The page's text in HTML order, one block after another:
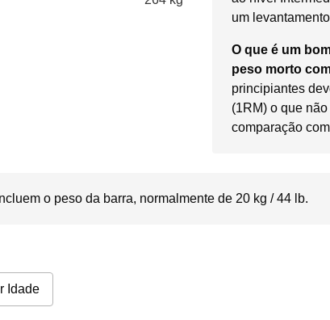
um
O que é um
peso morto
principiantes
(1RM) o que
comparação
o peso da barra, normalmente de 20 kg / 44 lb.
Idade